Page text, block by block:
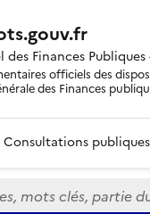
Finances
officiels des
des Finances
Consultations
mots clés, partie du